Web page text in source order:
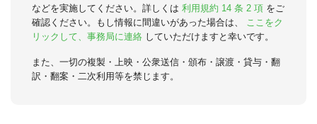
などを実施してください。詳しくは 利用規約 14 条 2 項 をご
確認ください。もし情報に間違いがあった場合は、
ここをク
リックして、事務局に連絡 していただけますと幸いです。
また、一切の複製・上映・公衆送信・頒布・譲渡・貸与・翻
訳・翻案・二次利用等を禁じます。